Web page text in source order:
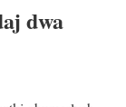
dwa